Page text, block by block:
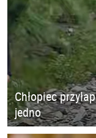
Chłopiec
jedno